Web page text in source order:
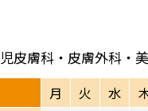
皮膚科・皮膚外科・
月 火 水